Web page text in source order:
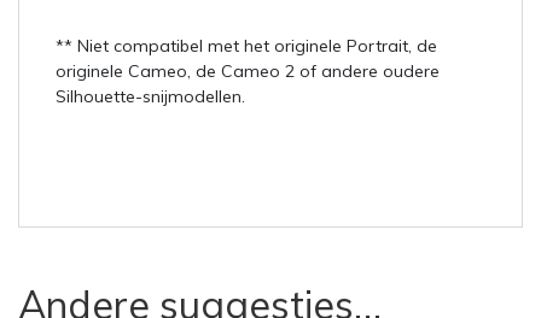
** Niet compatibel met het originele Portrait, de
originele Cameo, de Cameo 2 of andere oudere
Silhouette-snijmodellen.
Andere suggesties…